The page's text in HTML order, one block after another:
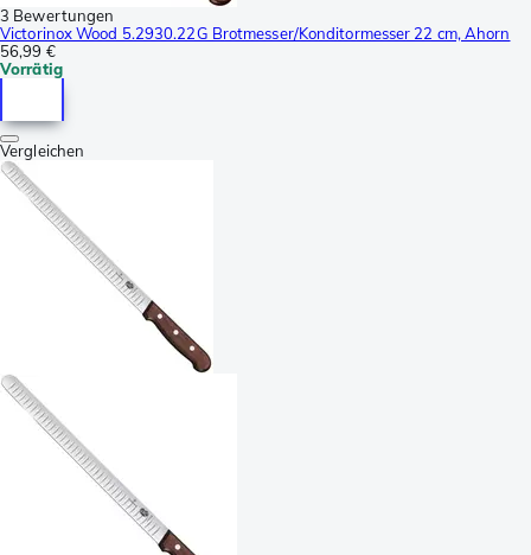
3 Bewertungen
Victorinox Wood 5.2930.22G Brotmesser/Konditormesser 22 cm, Ahorn
56,99 €
Vorrätig
Vergleichen